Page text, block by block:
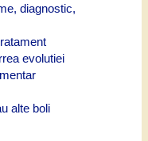
diagnostic,
evolutiei
alte boli